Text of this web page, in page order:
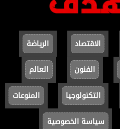
الاقتصاد
الرياضة
الفنون
العالم
التكنولوجيا
المنوعات
سياسة الخصوصية